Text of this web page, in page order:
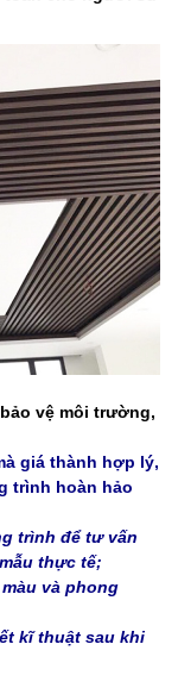
vệ môi trường,
giá thành hợp lý,
trình hoàn hảo
trình để tư vấn
thực tế;
và phong
kĩ thuật sau khi